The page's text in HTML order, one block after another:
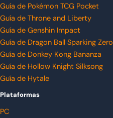
Guía de Pokémon TCG Pocket
Guía de Throne and Liberty
Guía de Genshin Impact
Guía de Dragon Ball Sparking Zero
Guía de Donkey Kong Bananza
Guía de Hollow Knight Silksong
Guía de Hytale
Plataformas
PC